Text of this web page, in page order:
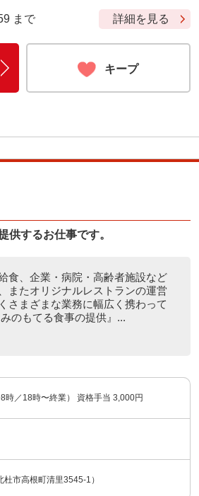
まで 詳細を見る
キープ
供するお仕事です。
食、企業・病院・高齢者施設など
またオリジナルレストランの運営
さまざまな業務に幅広く携わって
のもてる食事の提供』...
時／18時〜終業） 資格手当 3,000円
市高根町清里3545-1）